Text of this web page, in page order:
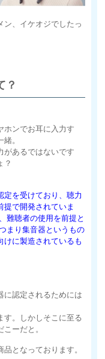
ン、イケオジでしたっ
？
ホンでお耳に入力す
。
があるではないです
？
定を受けており、聴力
提で開発されていま
難聴者の使用を前提と
まり集音器というもの
けに製造されているも
に認定されるためには
す。しかしそこに至る
ーだと。
となっております。